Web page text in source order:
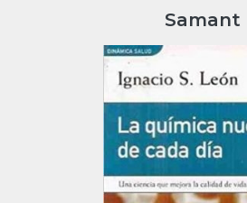
Samant